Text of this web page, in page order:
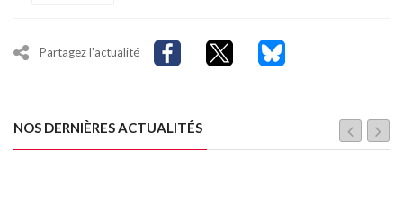
Partagez l'actualité
NOS DERNIÈRES ACTUALITÉS